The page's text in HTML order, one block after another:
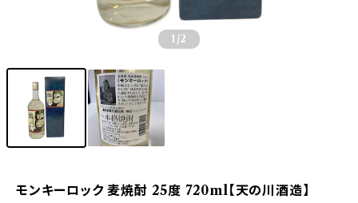
1 /2
モンキーロック 麦焼酎 25度 720ml【天の川酒造】